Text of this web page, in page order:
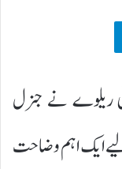
ریلوے نے جنرل
ایک اہم وضاحت